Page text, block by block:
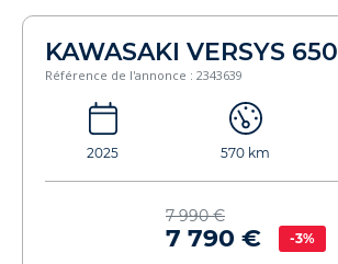
KAWASAKI VERSYS 650
Référence de l'annonce : 2343639
2025 570 km
7 990 €
7 790 € -3%